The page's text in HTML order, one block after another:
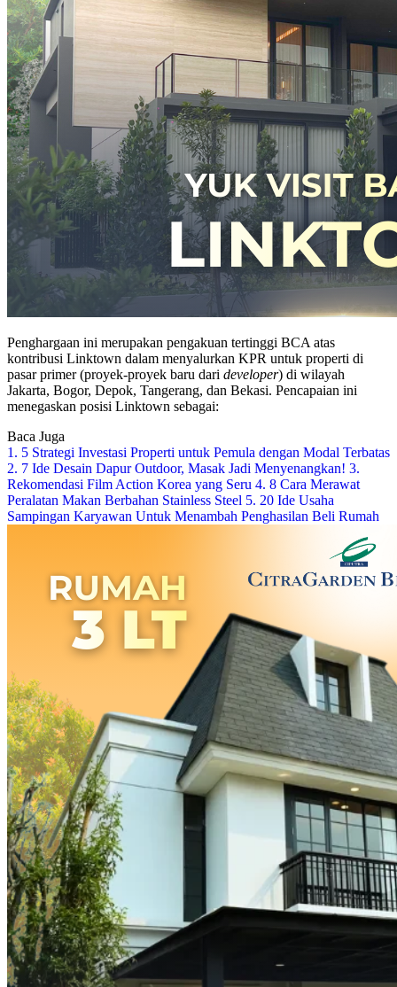
Penghargaan ini merupakan pengakuan tertinggi BCA atas
kontribusi Linktown dalam menyalurkan KPR untuk properti di
pasar primer (proyek-proyek baru dari developer) di wilayah
Jakarta, Bogor, Depok, Tangerang, dan Bekasi. Pencapaian ini
menegaskan posisi Linktown sebagai:
Baca Juga
1. 5 Strategi Investasi Properti untuk Pemula dengan Modal Terbatas
2. 7 Ide Desain Dapur Outdoor, Masak Jadi Menyenangkan! 3.
Rekomendasi Film Action Korea yang Seru 4. 8 Cara Merawat
Peralatan Makan Berbahan Stainless Steel 5. 20 Ide Usaha
Sampingan Karyawan Untuk Menambah Penghasilan Beli Rumah